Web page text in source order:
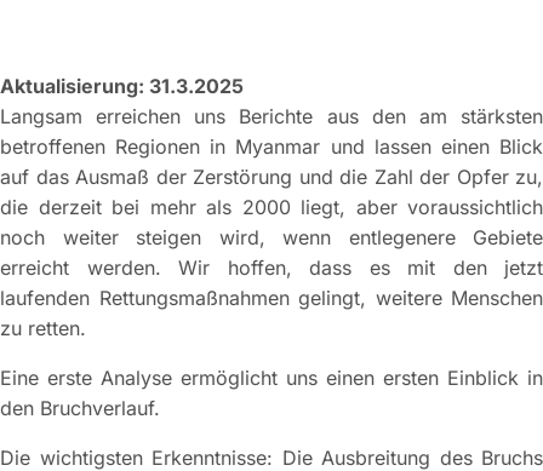
Aktualisierung: 31.3.2025
Langsam erreichen uns Berichte aus den am stärksten
betroffenen Regionen in Myanmar und lassen einen Blick
auf das Ausmaß der Zerstörung und die Zahl der Opfer zu,
die derzeit bei mehr als 2000 liegt, aber voraussichtlich
noch weiter steigen wird, wenn entlegenere Gebiete
erreicht werden. Wir hoffen, dass es mit den jetzt
laufenden Rettungsmaßnahmen gelingt, weitere Menschen
zu retten.
Eine erste Analyse ermöglicht uns einen ersten Einblick in
den Bruchverlauf.
Die wichtigsten Erkenntnisse: Die Ausbreitung des Bruchs